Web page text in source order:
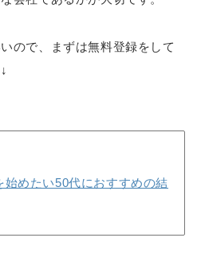
ので、まずは無料登録をして
めたい50代におすすめの結